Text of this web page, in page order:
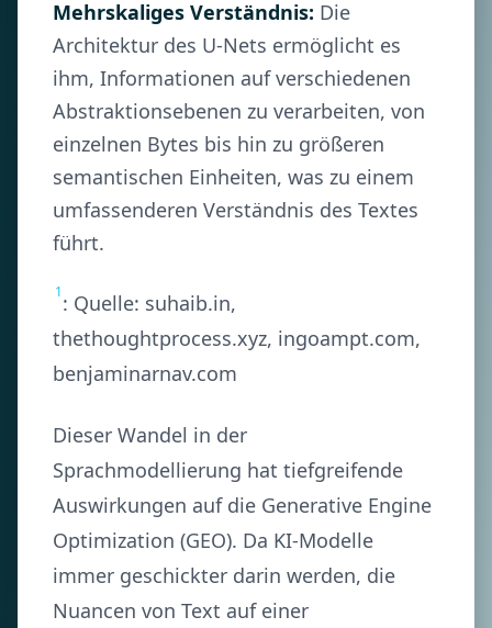
Mehrskaliges Verständnis: Die
Architektur des U-Nets ermöglicht es
ihm, Informationen auf verschiedenen
Abstraktionsebenen zu verarbeiten, von
einzelnen Bytes bis hin zu größeren
semantischen Einheiten, was zu einem
umfassenderen Verständnis des Textes
führt.
1: Quelle: suhaib.in,
thethoughtprocess.xyz, ingoampt.com,
benjaminarnav.com
Dieser Wandel in der
Sprachmodellierung hat tiefgreifende
Auswirkungen auf die Generative Engine
Optimization (GEO). Da KI-Modelle
immer geschickter darin werden, die
Nuancen von Text auf einer